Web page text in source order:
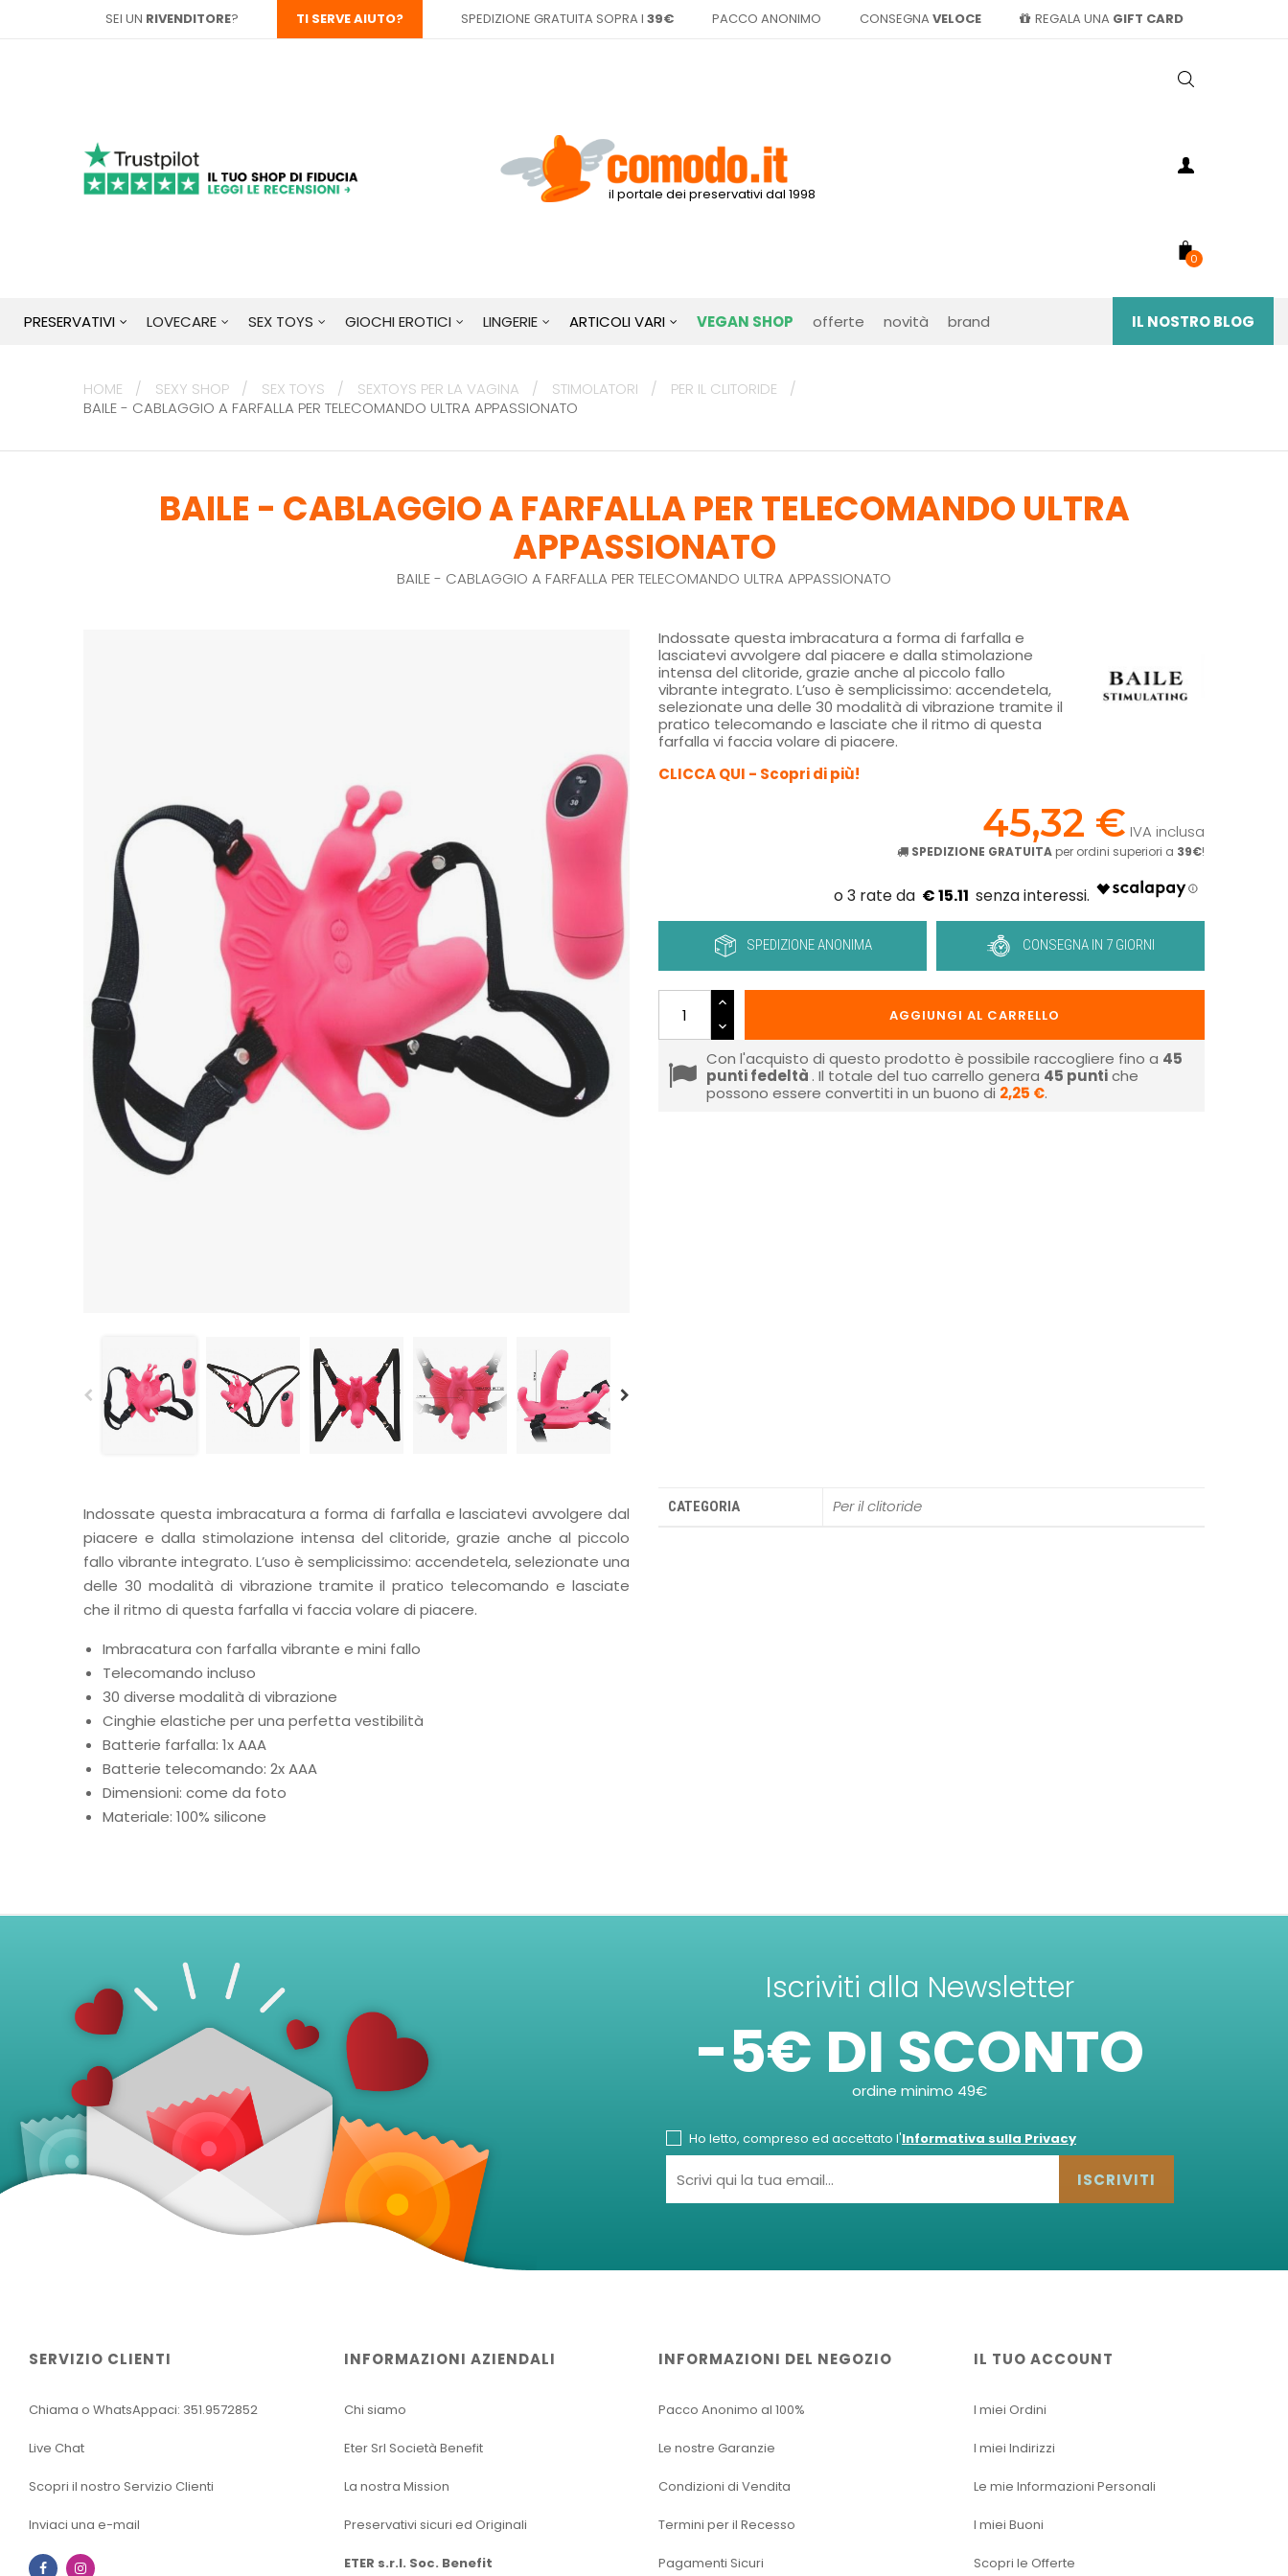
SEI UN RIVENDITORE? TI SERVE AIUTO? SPEDIZIONE GRATUITA SOPRA I 39€ PACCO ANONIMO CONSEGNA VELOCE REGALA UNA GIFT CARD
il portale dei preservativi dal 1998
0
PRESERVATIVI LOVECARE SEX TOYS GIOCHI EROTICI LINGERIE ARTICOLI VARI VEGAN SHOP offerte novità brand IL NOSTRO BLOG
HOME SEXY SHOP SEX TOYS SEXTOYS PER LA VAGINA STIMOLATORI
PER IL CLITORIDE
BAILE - CABLAGGIO A FARFALLA PER TELECOMANDO ULTRA APPASSIONATO
BAILE - CABLAGGIO A FARFALLA PER TELECOMANDO ULTRA
APPASSIONATO
BAILE - CABLAGGIO A FARFALLA PER TELECOMANDO ULTRA APPASSIONATO
Indossate questa imbracatura a forma di farfalla e
lasciatevi avvolgere dal piacere e dalla stimolazione
intensa del clitoride, grazie anche al piccolo fallo
vibrante integrato. L’uso è semplicissimo: accendetela,
selezionate una delle 30 modalità di vibrazione tramite il
pratico telecomando e lasciate che il ritmo di questa
farfalla vi faccia volare di piacere.
CLICCA QUI - Scopri di più!
45,32 € IVA inclusa
SPEDIZIONE GRATUITA per ordini superiori a 39€!
€ 15.11
SPEDIZIONE ANONIMA CONSEGNA IN 7 GIORNI
AGGIUNGI AL CARRELLO
Con l'acquisto di questo prodotto è possibile raccogliere fino a 45
punti fedeltà . Il totale del tuo carrello genera 45 puntiche
possono essere convertiti in un buono di 2,25 €.
Indossate questa imbracatura a forma di farfalla e lasciatevi avvolgere dal
piacere e dalla stimolazione intensa del clitoride, grazie anche al piccolo
fallo vibrante integrato. L’uso è semplicissimo: accendetela, selezionate una
delle 30 modalità di vibrazione tramite il pratico telecomando e lasciate
che il ritmo di questa farfalla vi faccia volare di piacere.
Imbracatura con farfalla vibrante e mini fallo
Telecomando incluso
30 diverse modalità di vibrazione
Cinghie elastiche per una perfetta vestibilità
Batterie farfalla: 1x AAA
Batterie telecomando: 2x AAA
Dimensioni: come da foto
Materiale: 100% silicone
CATEGORIA Per il clitoride
Iscriviti alla Newsletter
-5€ DI SCONTO
ordine minimo 49€
Ho letto, compreso ed accettato l'Informativa sulla Privacy
ISCRIVITI
SERVIZIO CLIENTI
Chiama o WhatsAppaci: 351.9572852
Live Chat
Scopri il nostro Servizio Clienti
Inviaci una e-mail
Facebook
INFORMAZIONI AZIENDALI
Chi siamo
Eter Srl Società Benefit
La nostra Mission
Preservativi sicuri ed Originali
ETER s.r.l. Soc. Benefit
INFORMAZIONI DEL NEGOZIO
Pacco Anonimo al 100%
Le nostre Garanzie
Condizioni di Vendita
Termini per il Recesso
Pagamenti Sicuri
IL TUO ACCOUNT
I miei Ordini
I miei Indirizzi
Le mie Informazioni Personali
I miei Buoni
Scopri le Offerte